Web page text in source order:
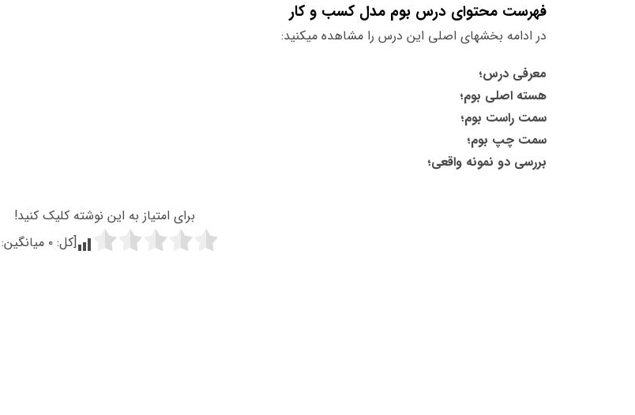
فهرست محتوای درس بوم مدل کسب و کار
در ادامه بخشهای اصلی این درس را مشاهده میکنید:
معرفی درس؛
هسته اصلی بوم؛
سمت راست بوم؛
سمت چپ بوم؛
بررسی دو نمونه واقعی؛
برای امتیاز به این نوشته کلیک کنید!
[کل: ۰ میانگین: